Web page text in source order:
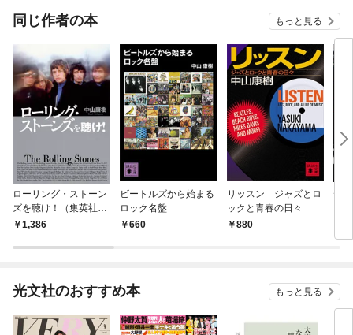
同じ作者の本 もっと見る
ローリング・ストーン
ズを聴け！（集英社イ
ンターナショナル単行
1,386
ビートルズから始まる
ロック名盤
660
リッスン ジャズとロ
ックと青春の日々
880
デ
光文社のおすすめ本 もっと見る